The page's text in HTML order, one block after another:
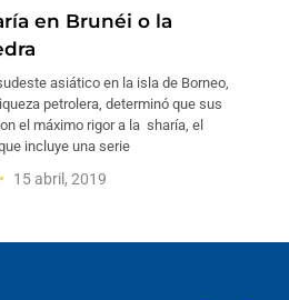
en Brunéi o la
asiático en la isla de Borneo,
petrolera, determinó que sus
el máximo rigor a la sharía, el
incluye una serie
15 abril, 2019